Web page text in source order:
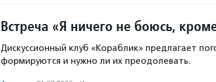
Встреча «Я ничего не боюсь,
Дискуссионный клуб «Кораблик» предлагает
формируются и нужно ли их преодолевать.